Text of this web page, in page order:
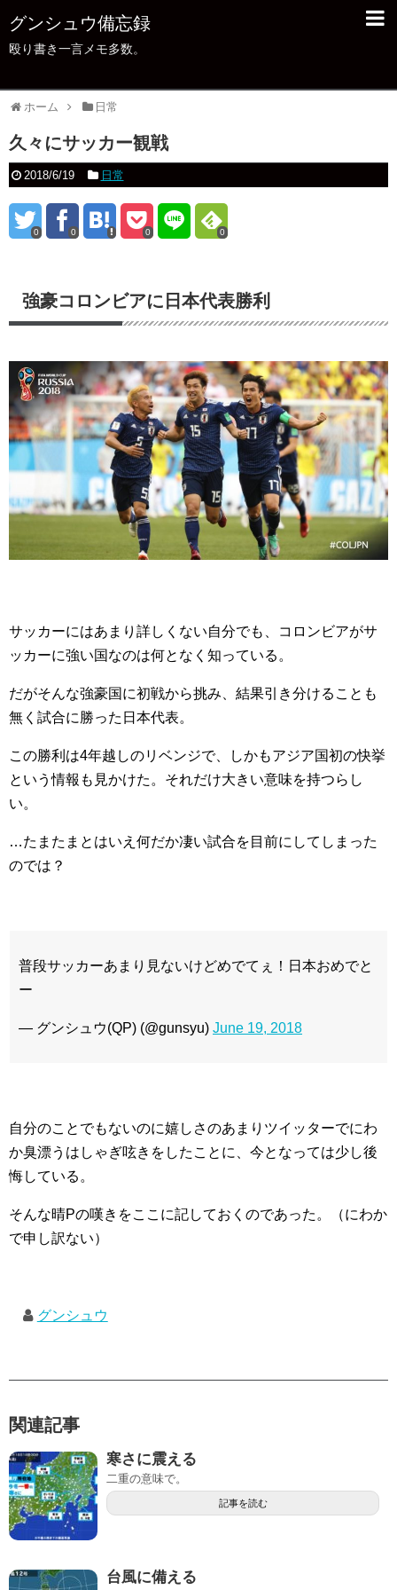
グンシュウ備忘録
殴り書き一言メモ多数。
ホーム 日常
久々にサッカー観戦
2018/6/19 日常
0 0 0 0
強豪コロンビアに日本代表勝利
サッカーにはあまり詳しくない自分でも、コロンビアがサ
ッカーに強い国なのは何となく知っている。
だがそんな強豪国に初戦から挑み、結果引き分けることも
無く試合に勝った日本代表。
この勝利は4年越しのリベンジで、しかもアジア国初の快挙
という情報も見かけた。それだけ大きい意味を持つらし
い。
…たまたまとはいえ何だか凄い試合を目前にしてしまった
のでは？
普段サッカーあまり見ないけどめでてぇ！日本おめでと
ー
— グンシュウ(QP) (@gunsyu) June 19, 2018
自分のことでもないのに嬉しさのあまりツイッターでにわ
か臭漂うはしゃぎ呟きをしたことに、今となっては少し後
悔している。
そんな晴Pの嘆きをここに記しておくのであった。（にわか
で申し訳ない）
グンシュウ
関連記事
寒さに震える
二重の意味で。
記事を読む
台風に備える